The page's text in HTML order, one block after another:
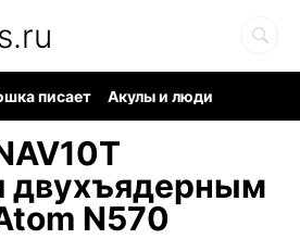
писает
Акулы и люди
двухъядерным
N570